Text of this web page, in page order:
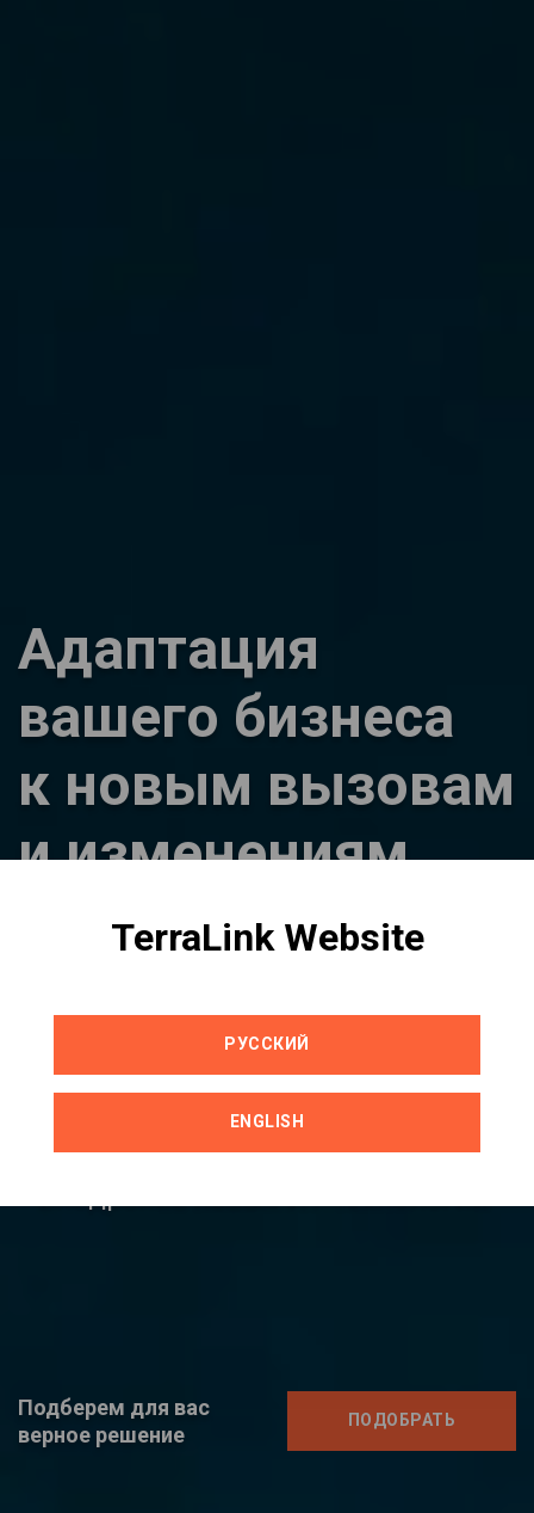
TerraLink Website
РУССКИЙ
ENGLISH
Адаптация
вашего бизнеса
к новым вызовам
и изменениям
окружающей
консалтинг
Улучшения процессов работы и
принятия решений
Подберем для вас
верное решение
ПОДОБРАТЬ